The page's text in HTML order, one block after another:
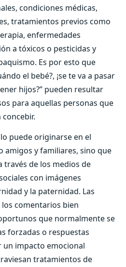
condiciones médicas,
tratamientos previos como
enfermedades
a tóxicos o pesticidas y
Es por esto que
el bebé?, ¡se te va a pasar
hijos?” pueden resultar
para aquellas personas que
puede originarse en el
amigos y familiares, sino que
través de los medios de
con imágenes
y la paternidad. Las
comentarios bien
que normalmente se
forzadas o respuestas
un impacto emocional
tratamientos de